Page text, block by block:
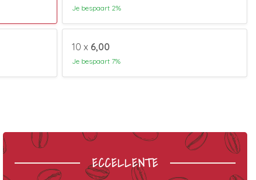
Je bespaart 2%
10 x 6,00
Je bespaart 7%
ECCELLENTE